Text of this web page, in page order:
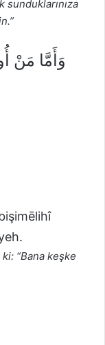
sunduklarınıza
“Bana keşke